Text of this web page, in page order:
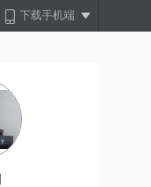
下载手机端